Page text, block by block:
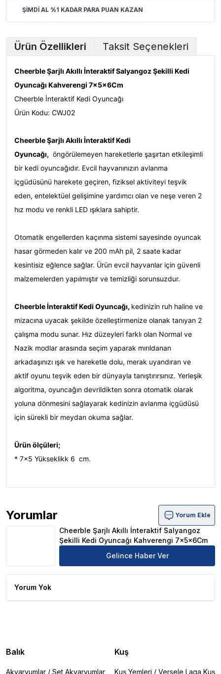
ŞİMDİ AL %1 KADAR PARA PUAN KAZAN
Ürün Özellikleri Taksit Seçenekleri
Cheerble Şarjlı Akıllı İnteraktif Salyangoz Şekilli Kedi
Oyuncağı Kahverengi 7x5x6Cm
Cheerble İnteraktif Kedi Oyuncağı
Ürün Kodu: CWJ02
Cheerble Şarjlı Akıllı İnteraktif Kedi
Oyuncağı, öngörülemeyen hareketlerle şaşırtan etkileşimli
bir kedi oyuncağıdır. Evcil hayvanınızın avlanma
içgüdüsünü harekete geçiren, fiziksel aktiviteyi teşvik
eden, entelektüel gelişimine yardımcı olan ve neşe veren 2
hız modu ve renkli LED ışıklara sahiptir.
Otomatik engellerden kaçınma sistemi sayesinde oyuncak
hasar görmeden kalır ve 200 mAh pil, 2 saate kadar
kesintisiz eğlence sağlar. Ürün evcil hayvanlar için güvenli
malzemelerden yapılmıştır ve temizliği sorunsuzdur.
Cheerble İnteraktif Kedi Oyuncağı, kedinizin ruh haline ve
mizacına uyacak şekilde özelleştirmenize olanak tanıyan 2
çalışma modu sunar. Hız düzeyleri farklı olan Normal ve
Nazik modlar arasında seçim yaparak mırıldanan
arkadaşınızı ışık ve hareketle dolu, merak uyandıran ve
aktif oyunu teşvik eden bir dünyayla tanıştırırsınız. Yerleşik
algoritma, oyuncağın devrildikten sonra otomatik olarak
yoluna dönmesini sağlayarak kedinizin avlanma içgüdüsü
için sürekli bir meydan okuma sağlar.
Ürün ölçüleri;
* 7x5 Yükseklikk 6 cm.
Yorumlar
Cheerble Şarjlı Akıllı İnteraktif Salyangoz Şekilli Kedi
Yorum Ekle
Cheerble Şarjlı Akıllı İnteraktif Salyangoz
Şekilli Kedi Oyuncağı Kahverengi 7x5x6Cm
Gelince Haber Ver
Yorum Yok
Balık
Akvaryumlar / Set Akvaryumlar
Kuş
Kuş Yemleri / Versele Laga Kuş